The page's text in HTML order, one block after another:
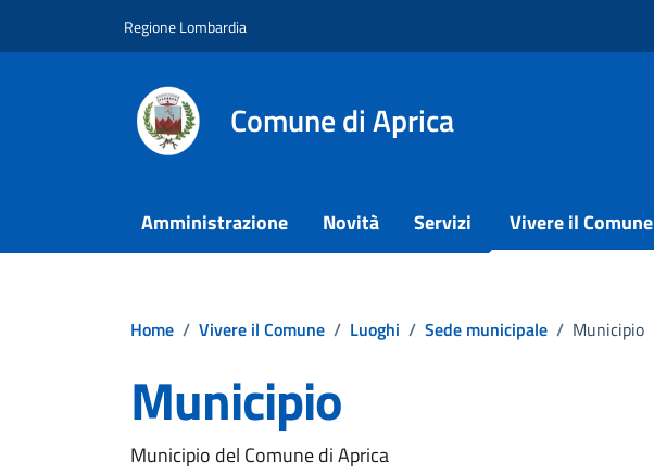
Regione Lombardia
Comune di Aprica
Amministrazione Novità Servizi Vivere il Comune
Home / Vivere il Comune / Luoghi / Sede municipale / Municipio
Municipio
Municipio del Comune di Aprica